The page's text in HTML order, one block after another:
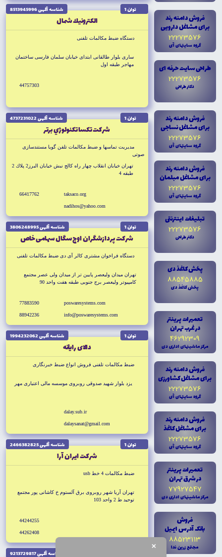
×
فروش دامنه رند
براى مشاغل دارويى
22273576
گروه سايتهاى آى
طراحى سايت حرفه اى
22273576
دکتر طراحى
فروش دامنه رند
براى مشاغل نساجى
22273576
گروه سايتهاى آى
فروش دامنه رند
براى مشاغل مبلمان
22273576
گروه سايتهاى آى
تبليغات اينترنتى
22273576
دکتر طراحى
پخش کاغذ دى
88545885
پخش کاغذ دى
تعميرات پرينتر
در غرب تهران
46292309
مرکز ماشينهاى ادارى دى
فروش دامنه رند
براى مشاغل کشاورزى
22273576
گروه سايتهاى آى
فروش دامنه رند
براى مشاغل کاغذ
22273576
گروه سايتهاى آى
تعميرات پرينتر
در شرق تهران
77927547
مرکز ماشينهاى ادارى دى
فروش
بانک آدرس ايميل
88523113
مجتمع زرين ندا
توان 1 شناسه آگهى 8513945996
الكترونيك شمال
دستگاه ضبط مكالمات تلفنى
سارى بلوار طالقانى ابتداى خيابان سلمان فارسى ساختمان
مهاجر طبقه اول
44757303
توان 1 شناسه آگهى 4737231022
شركت تكسا تكنولوژي برتر
مديريت تماسها و ضبط مكالمات تلفن گويا مستندسازى
صوتى
تهران خيابان انقلاب چهار راه كالج نبش خيابان البرز2 پلاك 2
طبقه 4
taksaco.org
nadihos@yahoo.com
66417762
توان 1 شناسه آگهى 3806248995
شركت پردازشگران اوج سگال سهامى خاص
دستگاه فراخوان مشترى كالر آى دى ضبط مكالمات تلفنى
تهران ميدان وليعصر پايين تر از ميدان ولى عصر مجتمع
كامپيوتر وليعصر برج جنوبى طبقه هفت واحد 90
poswaresystems.com
info@poswaresystems.com
77883590
88942236
توان 1 شناسه آگهى 1994232062
دالاى رايانه
ضبط مكالمات تلفنى فروش انواع ضبط خبرنگارى
يزد بلوار شهيد صدوقى روبروى موسسه مالى اعتبارى مهر
dalay.sub.ir
dalaysanat@gmail.com
توان 1 شناسه آگهى 2466382825
شركت ايران آرا
ضبط مكالمات 4 خط usb
تهران آريا شهر روبروى برق آلستوم خ كاشانى پور مجتمع
توحيد ط 2 واحد 103
44244255
44262408
شناسه آگهى 9213729817